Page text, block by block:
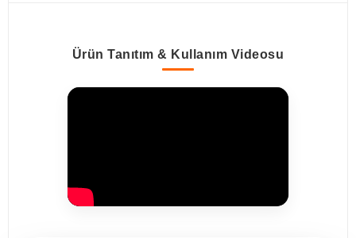
Ürün Tanıtım & Kullanım Videosu